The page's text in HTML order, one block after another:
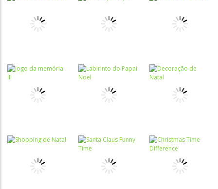
Lógico
Winter
Holidays
Lógico
Santas
Warehouse
Lógico
Winter
Mahjong
Lógico
Christimas
Breaker
Colorir
Colorir
presépio
Passatempo
Presentes de
Memória
Jogo da
memória III
Labirinto
Labirinto do
Papai Noel
Coordenação
Motora
Decoração de